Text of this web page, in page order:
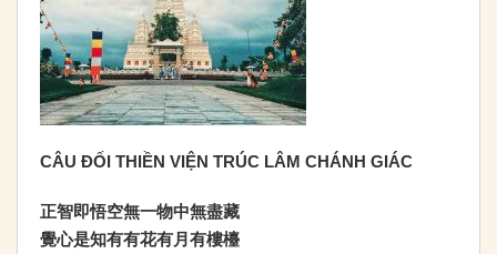
CÂU ĐỐI THIỀN VIỆN TRÚC LÂM CHÁNH GIÁC
正智即悟空無一物中無盡藏
覺心是知有有花有月有樓檯